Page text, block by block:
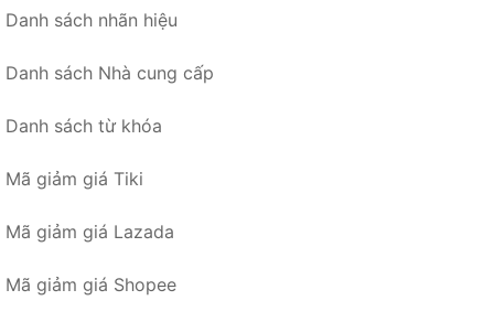
Danh sách nhãn hiệu
Danh sách Nhà cung cấp
Danh sách từ khóa
Mã giảm giá Tiki
Mã giảm giá Lazada
Mã giảm giá Shopee